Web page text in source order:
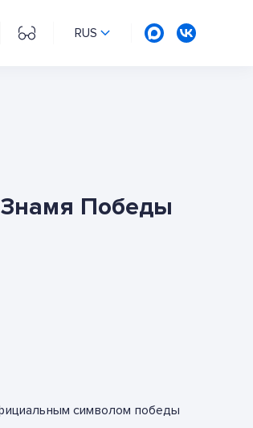
RUS
Знамя Победы
символом победы